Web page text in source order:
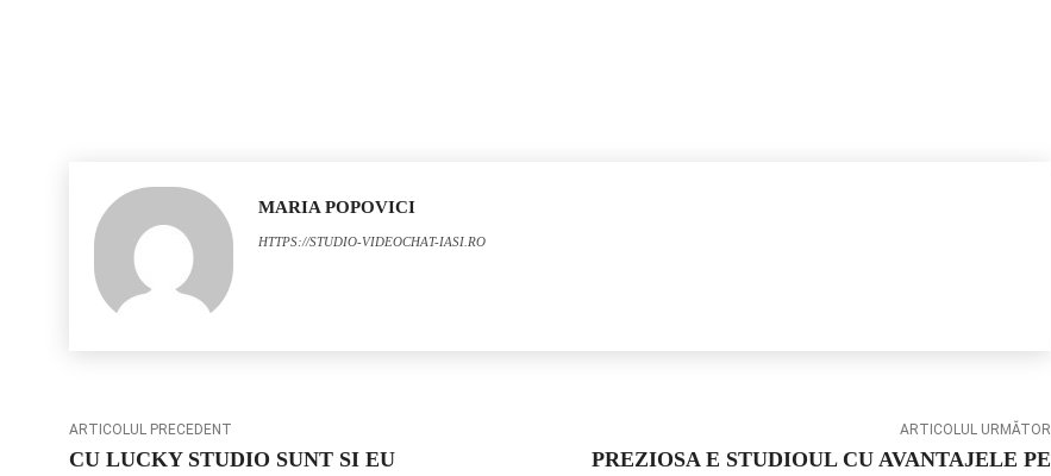
MARIA POPOVICI
HTTPS://STUDIO-VIDEOCHAT-IASI.RO
ARTICOLUL PRECEDENT
CU LUCKY STUDIO SUNT SI EU
ARTICOLUL URMĂTOR
PREZIOSA E STUDIOUL CU AVANTAJELE PE